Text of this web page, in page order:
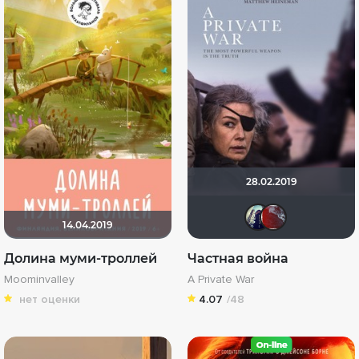
14.04.2019
Долина муми-троллей
Moominvalley
нет оценки
28.02.2019
Частная война
A Private War
4.07 /48